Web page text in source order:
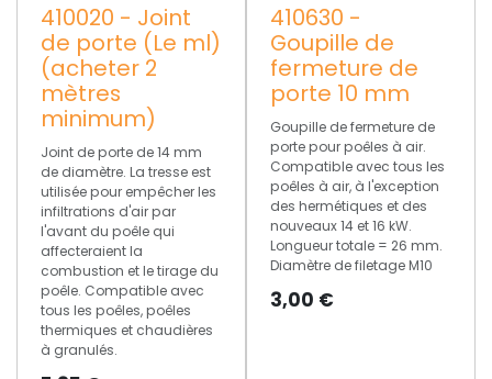
410020 - Joint
de porte (Le ml)
(acheter 2
mètres
minimum)
Joint de porte de 14 mm
de diamètre. La tresse est
utilisée pour empêcher les
infiltrations d'air par
l'avant du poêle qui
affecteraient la
combustion et le tirage du
poêle. Compatible avec
tous les poêles, poêles
thermiques et chaudières
à granulés.
410630 -
Goupille de
fermeture de
porte 10 mm
Goupille de fermeture de
porte pour poêles à air.
Compatible avec tous les
poêles à air, à l'exception
des hermétiques et des
nouveaux 14 et 16 kW.
Longueur totale = 26 mm.
Diamètre de filetage M10
3,00 €